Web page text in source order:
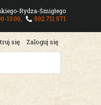
Rydza-Śmigłego
13:00,
502 711 571
się Zaloguj się